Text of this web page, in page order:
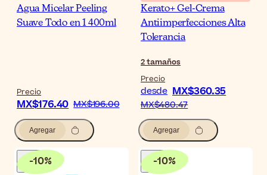
Agua Micelar Peeling
Suave Todo en 1 400ml
Precio
MX$176.40 MX$196.00
Agregar
Kerato+ Gel-Crema
Antiimperfecciones Alta
Tolerancia
2tamaños
Precio
desde MX$360.35
MX$480.47
Agregar
-10% -10%